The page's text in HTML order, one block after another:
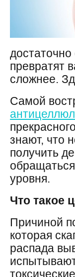
превратят
сложнее.
Самой
знают, что
получить
уровня.
Что такое
Причиной
которая
распада